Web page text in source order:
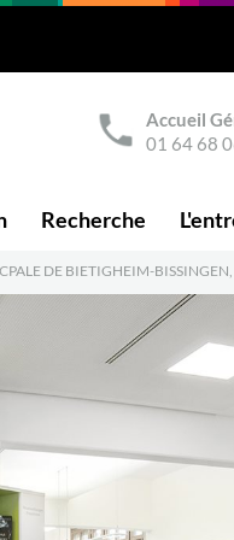
Accueil
01 64 68
Recherche
DE BIETIGHEIM-